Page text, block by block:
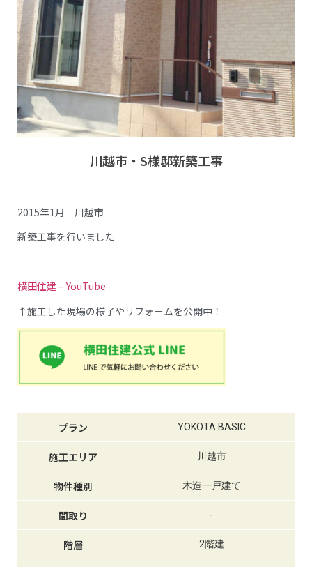
川越市・S様邸新築工事
2015年1月 川越市
新築工事を行いました
横田住建 – YouTube
↑施工した現場の様子やリフォームを公開中！
プラン YOKOTA BASIC
施工エリア 川越市
物件種別 木造一戸建て
間取り -
階層 2階建